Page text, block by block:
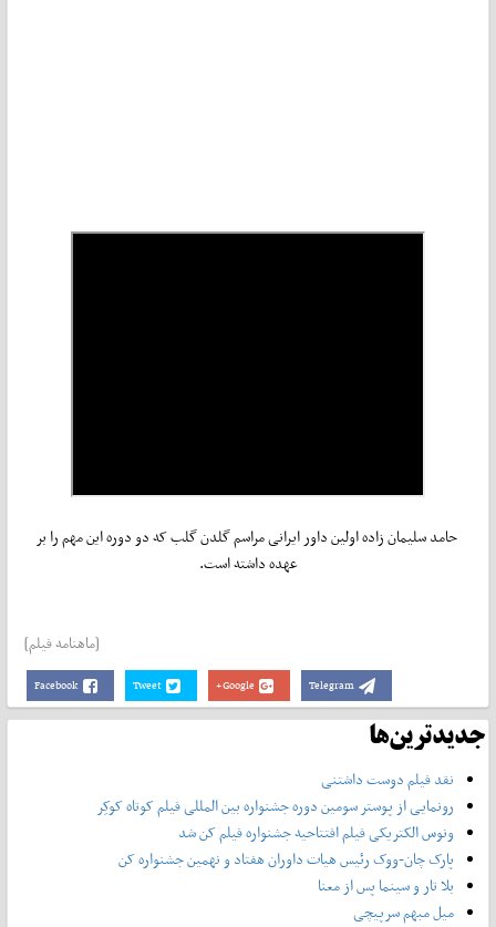
حامد سلیمان زاده اولین داور ایرانی مراسم گلدن گلب که دو دوره این مهم را بر
عهده داشته است.
[ماهنامه فیلم]
Facebook Tweet Google+ Telegram
جدیدترین‌ها
نقد فیلم دوست داشتنی
رونمایی از پوستر‌ سومین دوره جشنواره بین المللی فیلم کوتاه کوکِر
ونوس الکتریکی فیلم افتتاحیه جشنواره فیلم کن شد
پارک چان-ووک رئیس هیات داوران هفتاد و نهمین جشنواره کن
بلا تار و سینما پس از معنا
میل مبهم سرپیچی